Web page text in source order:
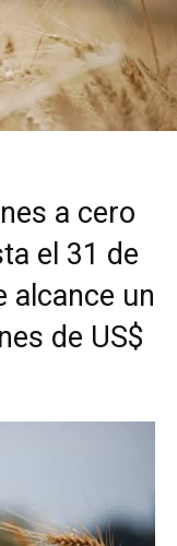
a cero
el 31 de
alcance un
de US$